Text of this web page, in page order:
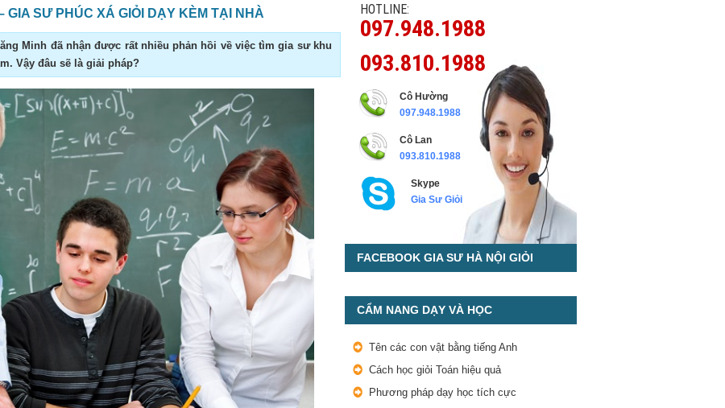
GIA SƯ PHÚC XÁ GIỎI DẠY KÈM TẠI NHÀ
Minh đã nhận được rất nhiều phản hồi về việc tìm gia sư khu
Vậy đâu sẽ là giải pháp?
HOTLINE:
097.948.1988
093.810.1988
Cô Hường
097.948.1988
Cô Lan
093.810.1988
Skype
Gia Sư Giỏi
FACEBOOK GIA SƯ HÀ NỘI GIỎI
CẨM NANG DẠY VÀ HỌC
Tên các con vật bằng tiếng Anh
Cách học giỏi Toán hiệu quả
Phương pháp dạy học tích cực